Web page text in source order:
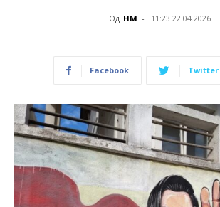
Од НМ - 11:23 22.04.2026
Facebook Twitter